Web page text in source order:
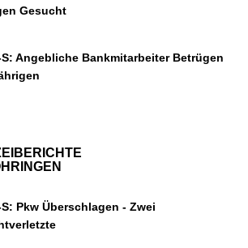
Gesucht
S: Angebliche Bankmitarbeiter Betrügen
S: Pkw Überschlagen - Zwei